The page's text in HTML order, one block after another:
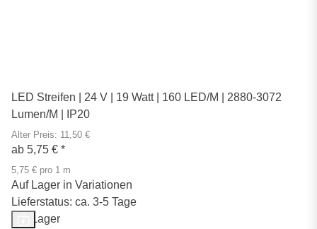
LED Streifen | 24 V | 19 Watt | 160 LED/M | 2880-3072
Lumen/M | IP20
Alter Preis: 11,50 €
ab 5,75 € *
5,75 € pro 1 m
Auf Lager in Variationen
Lieferstatus: ca. 3-5 Tage
Auf Lager